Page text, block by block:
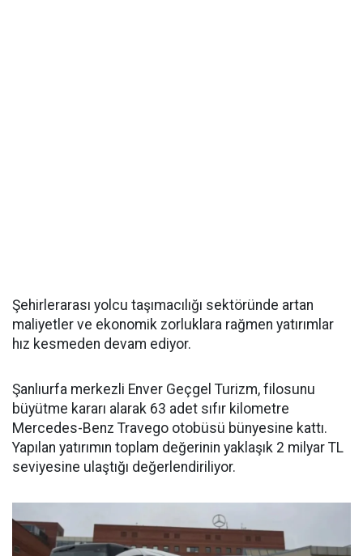
Şehirlerarası yolcu taşımacılığı sektöründe artan
maliyetler ve ekonomik zorluklara rağmen yatırımlar
hız kesmeden devam ediyor.
Şanlıurfa merkezli Enver Geçgel Turizm, filosunu
büyütme kararı alarak 63 adet sıfır kilometre
Mercedes-Benz Travego otobüsü bünyesine kattı.
Yapılan yatırımın toplam değerinin yaklaşık 2 milyar TL
seviyesine ulaştığı değerlendiriliyor.